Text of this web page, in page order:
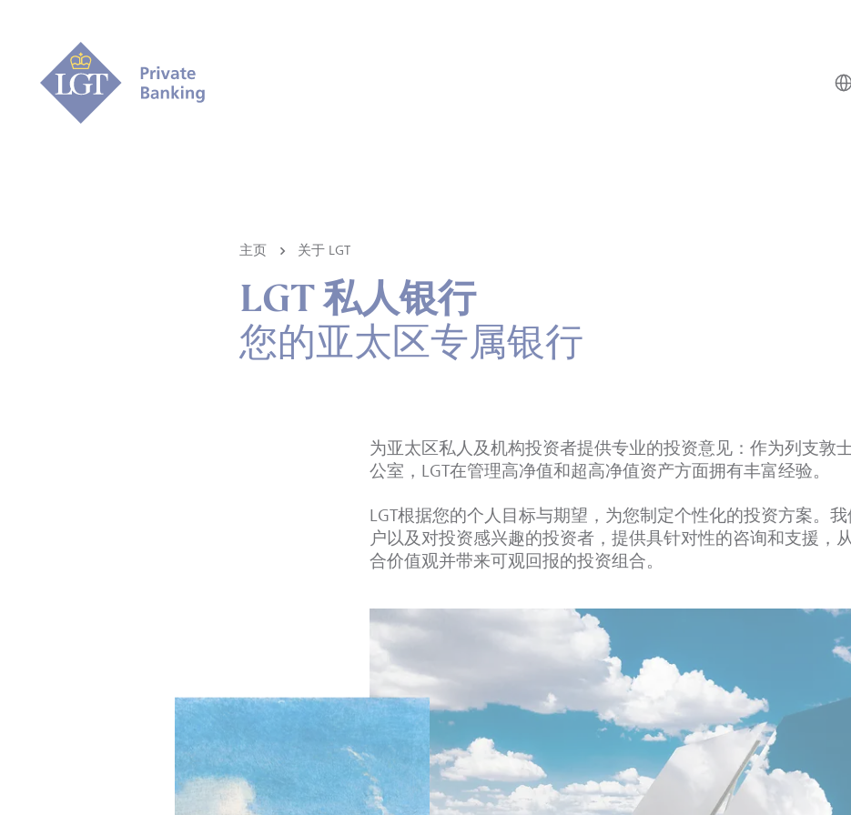
主页 关于 LGT
LGT 私人银行
您的亚太区专属银行
为亚太区私人及机构投资者提供专业的投资意见：作为列支敦
公室，LGT在管理高净值和超高净值资产方面拥有丰富经验。
LGT根据您的个人目标与期望，为您制定个性化的投资方案。
户以及对投资感兴趣的投资者，提供具针对性的咨询和支援，
合价值观并带来可观回报的投资组合。